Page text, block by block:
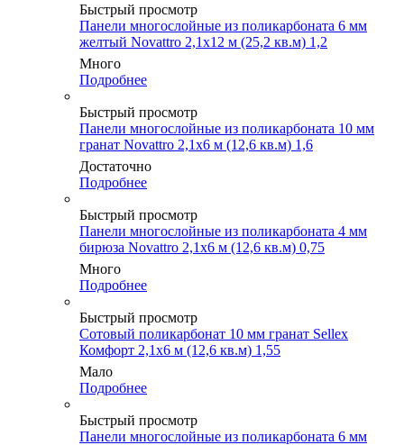
Быстрый просмотр
Панели многослойные из поликарбоната 6 мм
желтый Novattro 2,1х12 м (25,2 кв.м) 1,2
Много
Подробнее
Быстрый просмотр
Панели многослойные из поликарбоната 10 мм
гранат Novattro 2,1х6 м (12,6 кв.м) 1,6
Достаточно
Подробнее
Быстрый просмотр
Панели многослойные из поликарбоната 4 мм
бирюза Novattro 2,1х6 м (12,6 кв.м) 0,75
Много
Подробнее
Быстрый просмотр
Сотовый поликарбонат 10 мм гранат Sellex
Комфорт 2,1х6 м (12,6 кв.м) 1,55
Мало
Подробнее
Быстрый просмотр
Панели многослойные из поликарбоната 6 мм